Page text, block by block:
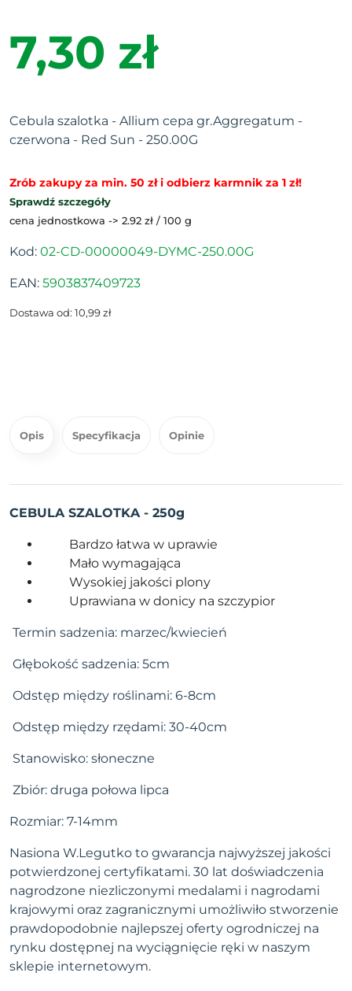
7,30 zł
Cebula szalotka - Allium cepa gr.Aggregatum -
czerwona - Red Sun - 250.00G
Zrób zakupy za min. 50 zł i odbierz karmnik za 1 zł!
Sprawdź szczegóły
cena jednostkowa -> 2.92 zł / 100 g
Kod: 02-CD-00000049-DYMC-250.00G
EAN: 5903837409723
Dostawa od: 10,99 zł
Opis Specyfikacja Opinie
CEBULA SZALOTKA - 250g
Bardzo łatwa w uprawie
Mało wymagająca
Wysokiej jakości plony
Uprawiana w donicy na szczypior
Termin sadzenia: marzec/kwiecień
Głębokość sadzenia: 5cm
Odstęp między roślinami: 6-8cm
Odstęp między rzędami: 30-40cm
Stanowisko: słoneczne
Zbiór: druga połowa lipca
Rozmiar: 7-14mm
Nasiona W.Legutko to gwarancja najwyższej jakości
potwierdzonej certyfikatami. 30 lat doświadczenia
nagrodzone niezliczonymi medalami i nagrodami
krajowymi oraz zagranicznymi umożliwiło stworzenie
prawdopodobnie najlepszej oferty ogrodniczej na
rynku dostępnej na wyciągnięcie ręki w naszym
sklepie internetowym.